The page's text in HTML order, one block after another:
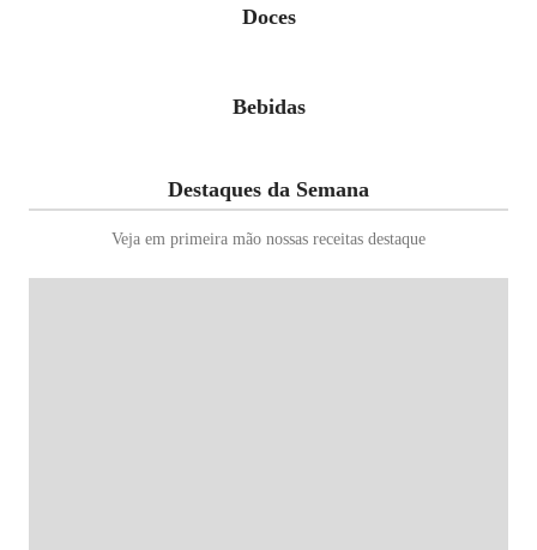
Doces
Bebidas
Destaques da Semana
Veja em primeira mão nossas receitas destaque